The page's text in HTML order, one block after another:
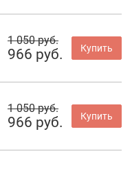
1 050 руб.
966 руб. Купить
1 050 руб.
966 руб. Купить